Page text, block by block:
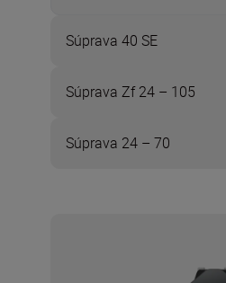
Súprava 40 SE
Súprava Zf 24 – 105
Súprava 24 – 70